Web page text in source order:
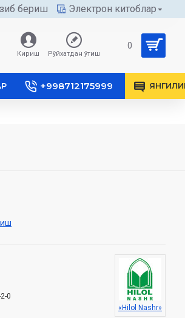
бериш Электрон китоблар
Кириш Рўйхатдан ўтиш
0
+998712175999
0
«Hilol Nashr»